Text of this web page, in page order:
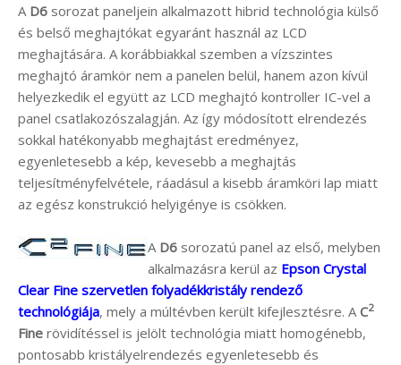
A D6 sorozat paneljein alkalmazott hibrid technológia külső
és belső meghajtókat egyaránt használ az LCD
meghajtására. A korábbiakkal szemben a vízszintes
meghajtó áramkör nem a panelen belül, hanem azon kívül
helyezkedik el együtt az LCD meghajtó kontroller IC-vel a
panel csatlakozószalagján. Az így módosított elrendezés
sokkal hatékonyabb meghajtást eredményez,
egyenletesebb a kép, kevesebb a meghajtás
teljesítményfelvétele, ráadásul a kisebb áramköri lap miatt
az egész konstrukció helyigénye is csökken.
A D6 sorozatú panel az első, melyben
alkalmazásra kerül az Epson Crystal
Clear Fine szervetlen folyadékkristály rendező
technológiája, mely a múltévben került kifejlesztésre. A C2
Fine rövidítéssel is jelölt technológia miatt homogénebb,
pontosabb kristályelrendezés egyenletesebb és